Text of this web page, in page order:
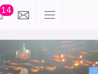
14
KI